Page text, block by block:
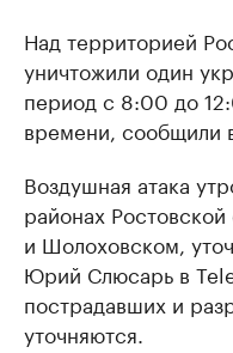
Над территорией
уничтожили один
период с 8:00 до
времени, сообщили
Воздушная атака
районах
и Шолоховском,
Юрий Слюсарь в
пострадавших и
уточняются.